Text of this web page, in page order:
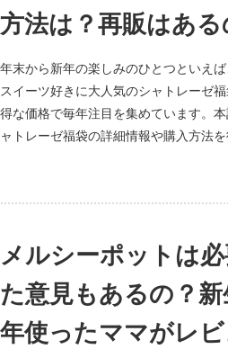
方法は？再販はあ
年末から新年の楽しみのひとつといえ
スイーツ好きに大人気のシャトレーゼ
得な価格で毎年注目を集めています。
ャトレーゼ福袋の詳細情報や購入方法
メルシーポットは
た意見もあるの？新
年使ったママがレ